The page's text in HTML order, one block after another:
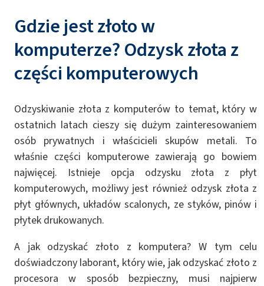
Gdzie jest złoto w
komputerze? Odzysk złota z
części komputerowych
Odzyskiwanie złota z komputerów to temat, który w
ostatnich latach cieszy się dużym zainteresowaniem
osób prywatnych i właścicieli skupów metali. To
właśnie części komputerowe zawierają go bowiem
najwięcej. Istnieje opcja odzysku złota z płyt
komputerowych, możliwy jest również odzysk złota z
płyt głównych, układów scalonych, ze styków, pinów i
płytek drukowanych.
A jak odzyskać złoto z komputera? W tym celu
doświadczony laborant, który wie, jak odzyskać złoto z
procesora w sposób bezpieczny, musi najpierw